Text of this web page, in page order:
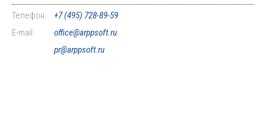
Телефон:
+7 (495) 728-89-59
E-mail:
office@arppsoft.ru
pr@arppsoft.ru